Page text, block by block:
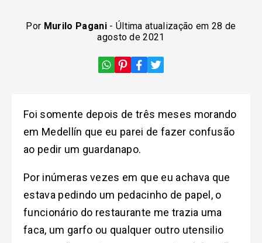
Por Murilo Pagani- Última atualização em 28 de
agosto de 2021
Foi somente depois de três meses morando
em Medellín que eu parei de fazer confusão
ao pedir um guardanapo.
Por inúmeras vezes em que eu achava que
estava pedindo um pedacinho de papel, o
funcionário do restaurante me trazia uma
faca, um garfo ou qualquer outro utensilio